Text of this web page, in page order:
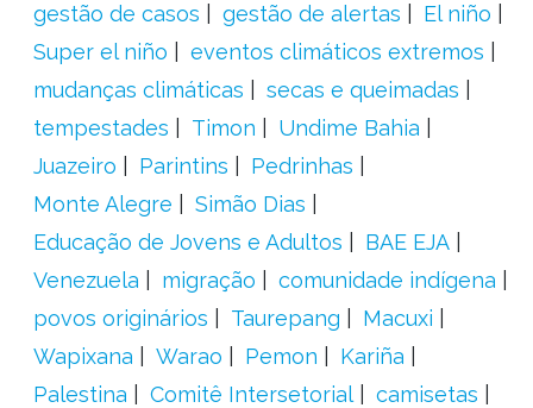
gestão de casos
gestão de alertas
El niño
Super el niño
eventos climáticos extremos
mudanças climáticas
secas e queimadas
tempestades
Timon
Undime Bahia
Juazeiro
Parintins
Pedrinhas
Monte Alegre
Simão Dias
Educação de Jovens e Adultos
BAE EJA
Venezuela
migração
comunidade indígena
povos originários
Taurepang
Macuxi
Wapixana
Warao Pemon
Kariña
Palestina
Comitê Intersetorial
camisetas